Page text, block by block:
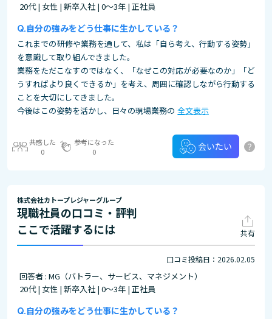
20代 | 女性 | 新卒入社 | 0～3年 | 正社員
自分の強みをどう仕事に生かしている？
これまでの研修や業務を通して、私は「自ら考え、行動する姿勢」
を意識して取り組んできました。
業務をただこなすのではなく、「なぜこの対応が必要なのか」「ど
うすればより良くできるか」を考え、周囲に確認しながら行動する
ことを大切にしてきました。
今後はこの姿勢を活かし、日々の現場業務の 全文表示
共感した
0
参考になった
0
会いたい ?
株式会社カトープレジャーグループ
現職社員の口コミ・評判
ここで活躍するには
共有
口コミ投稿日：2026.02.05
回答者 : MG（バトラー、サービス、マネジメント）
20代 | 女性 | 新卒入社 | 0～3年 | 正社員
自分の強みをどう仕事に生かしている？